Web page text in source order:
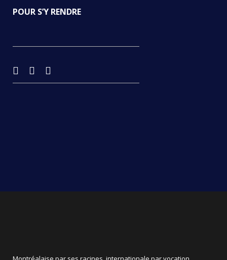
POUR S’Y RENDRE